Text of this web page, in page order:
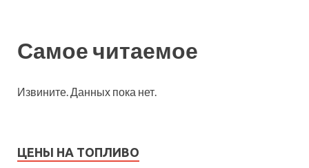
Самое читаемое
Извините. Данных пока нет.
ЦЕНЫ НА ТОПЛИВО